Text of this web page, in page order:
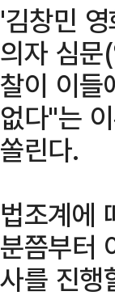
'김창민
의자 심
찰이 이들
없다"는
쏠린다.
법조계에
분쯤부터
사를 진행